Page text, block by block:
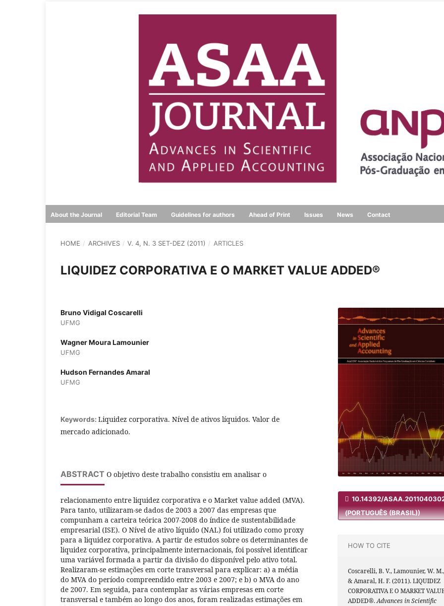
About the Journal Editorial Team Guidelines for authors Ahead of Print Issues News Contact
HOME / ARCHIVES / V. 4, N. 3 SET-DEZ (2011) / ARTICLES
LIQUIDEZ CORPORATIVA E O MARKET VALUE ADDED®
Bruno Vidigal Coscarelli
UFMG
Wagner Moura Lamounier
UFMG
Hudson Fernandes Amaral
UFMG
Keywords: Liquidez corporativa. Nível de ativos líquidos. Valor de
mercado adicionado.
ABSTRACT O objetivo deste trabalho consistiu em analisar o
relacionamento entre liquidez corporativa e o Market value added (MVA).
Para tanto, utilizaram-se dados de 2003 a 2007 das empresas que
compunham a carteira teórica 2007-2008 do índice de sustentabilidade
empresarial (ISE). O Nível de ativo líquido (NAL) foi utilizado como proxy
para a liquidez corporativa. A partir de estudos sobre os determinantes de
liquidez corporativa, principalmente internacionais, foi possível identificar
uma variável formada a partir da divisão do disponível pelo ativo total.
Realizaram-se estimações em corte transversal para explicar: a) a média
do MVA do período compreendido entre 2003 e 2007; e b) o MVA do ano
de 2007. Em seguida, para contemplar as várias empresas em corte
transversal e também ao longo dos anos, foram realizadas estimações em
10.14392/
(PORTUGUÊS (BRASIL))
HOW TO CITE
Coscarelli, B. V., Lamounier, W. M.,
& Amaral, H. F. (2011). LIQUIDEZ
CORPORATIVA E O MARKET
ADDED®.Advances in Scientific